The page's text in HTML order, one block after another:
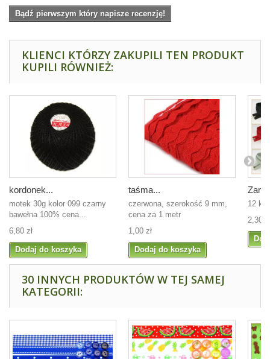
Bądź pierwszym który napisze recenzję!
KLIENCI KTÓRZY ZAKUPILI TEN PRODUKT
KUPILI RÓWNIEŻ:
kordonek...
motek 30g kolor 099 czarny
bawełna 100% cena...
6,80 zł
Dodaj do koszyka
taśma...
czerwona, szerokość 9 mm,
cena za 1 metr
1,00 zł
Dodaj do koszyka
12
2,30
30 INNYCH PRODUKTÓW W TEJ SAMEJ
KATEGORII: